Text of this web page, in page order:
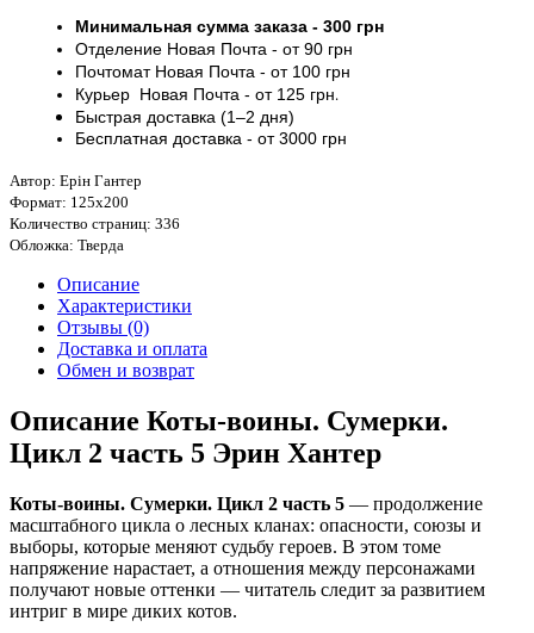
Минимальная сумма заказа - 300 грн
Отделение Новая Почта - от 90 грн
ПочтоматНовая Почта - от 100 грн
Курьер Новая Почта - от 125 грн.
Быстрая доставка (1–2 дня)
Бесплатная доставка - от 3000 грн
Автор: Ерін Гантер
Формат: 125х200
Количество страниц: 336
Обложка: Тверда
Описание
Характеристики
Отзывы (0)
Доставка и оплата
Обмен и возврат
Описание Коты-воины. Сумерки.
Цикл 2 часть 5 Эрин Хантер
Коты-воины. Сумерки. Цикл 2 часть 5 — продолжение
масштабного цикла о лесных кланах: опасности, союзы и
выборы, которые меняют судьбу героев. В этом томе
напряжение нарастает, а отношения между персонажами
получают новые оттенки — читатель следит за развитием
интриг в мире диких котов.